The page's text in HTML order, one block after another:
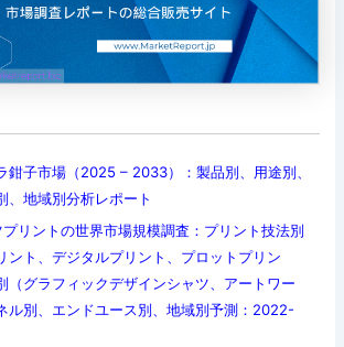
鉗子市場（2025 – 2033）：製品別、用途別、
、地域別分析レポート
リントの世界市場規模調査：プリント技法別
ント、デジタルプリント、プロットプリン
（グラフィックデザインシャツ、アートワー
ル別、エンドユース別、地域別予測：2022-